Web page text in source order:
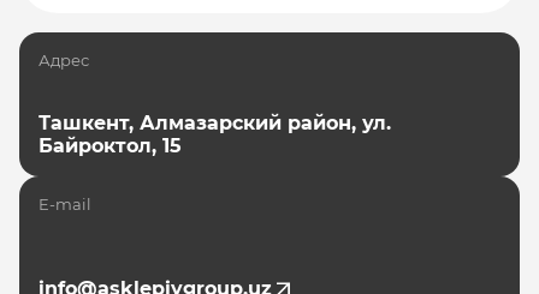
Адрес
Ташкент, Алмазарский район, ул.
Байроктол, 15
E-mail
info@asklepiygroup.uz